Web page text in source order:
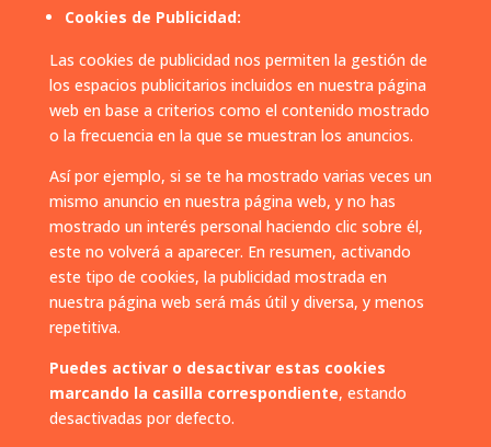
Cookies de Publicidad:
Las cookies de publicidad nos permiten la gestión de
los espacios publicitarios incluidos en nuestra página
web en base a criterios como el contenido mostrado
o la frecuencia en la que se muestran los anuncios.
Así por ejemplo, si se te ha mostrado varias veces un
mismo anuncio en nuestra página web, y no has
mostrado un interés personal haciendo clic sobre él,
este no volverá a aparecer. En resumen, activando
este tipo de cookies, la publicidad mostrada en
nuestra página web será más útil y diversa, y menos
repetitiva.
Puedes activar o desactivar estas cookies
marcando la casilla correspondiente, estando
desactivadas por defecto.